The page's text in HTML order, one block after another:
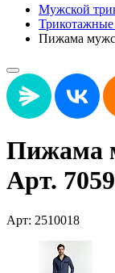
Мужской
Пижама
Пижама
Арт. 7059
Арт: 2510018